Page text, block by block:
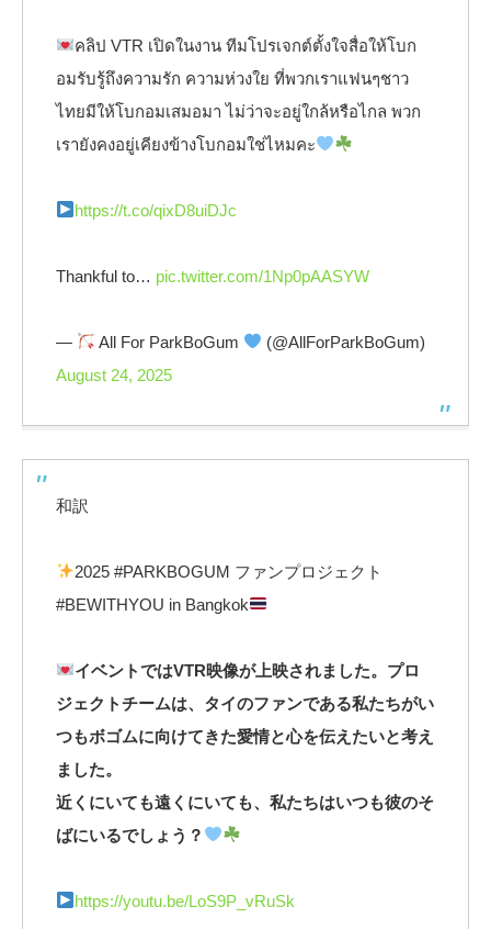
คลิป VTR เปิดในงาน ทีมโปรเจกต์ตั้งใจสื่อให้โบก
อมรับรู้ถึงความรัก ความห่วงใย ที่พวกเราแฟนๆชาว
ไทยมีให้โบกอมเสมอมา ไม่ว่าจะอยู่ใกล้หรือไกล พวก
เรายังคงอยู่เคียงข้างโบกอมใช่ไหมคะ
https://t.co/qixD8uiDJc
Thankful to… pic.twitter.com/1Np0pAASYW
— All For ParkBoGum
(@AllForParkBoGum)
August 24, 2025
和訳
2025 #PARKBOGUM ファンプロジェクト
#BEWITHYOU in Bangkok
イベントではVTR映像が上映されました。プロ
ジェクトチームは、タイのファンである私たちがい
つもボゴムに向けてきた愛情と心を伝えたいと考え
ました。
近くにいても遠くにいても、私たちはいつも彼のそ
ばにいるでしょう？
https://youtu.be/LoS9P_vRuSk